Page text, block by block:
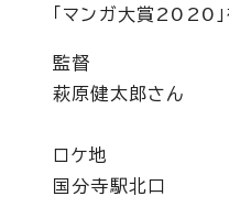
「マンガ大賞2020
監督
萩原健太郎さん
ロケ地
国分寺駅北口